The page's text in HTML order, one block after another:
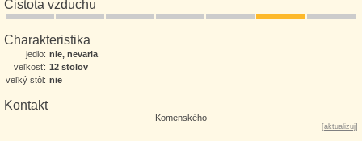
Čistota vzduchu
Charakteristika
jedlo: nie, nevaria
veľkosť: 12 stolov
veľký stôl: nie
Kontakt
Komenského
[aktualizuj]